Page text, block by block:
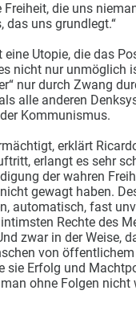
die uns
das uns grundlegt.“
eine Utopie, die das
nicht nur unmöglich
nur durch Zwang
alle anderen
Kommunismus.
erklärt
erlangt es sehr
der wahren
gewagt haben.
automatisch, fast
Rechte des
zwar in der Weise,
von öffentlichem
sie Erfolg und
ohne Folgen nicht